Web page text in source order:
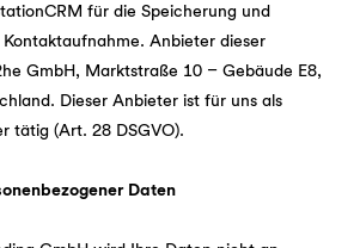
für die Speicherung und
Anbieter dieser
GmbH, Marktstraße 10 – Gebäude E8,
Dieser Anbieter ist für uns als
tätig (Art. 28 DSGVO).
Daten